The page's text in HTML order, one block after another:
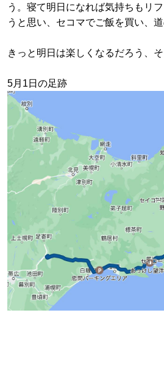
う。寝て明日になれば気持ちもリ
うと思い、 セコマでご飯を買い、
きっと明日は楽しくなるだろう、そ
5月1日の足跡